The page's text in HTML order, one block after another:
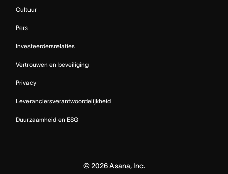
Cultuur
Pers
Investeerdersrelaties
Vertrouwen en beveiliging
Privacy
Leveranciersverantwoordelijkheid
Duurzaamheid en ESG
©2026Asana, Inc.